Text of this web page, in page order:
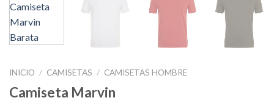
INICIO / CAMISETAS / CAMISETAS HOMBRE
Camiseta Marvin